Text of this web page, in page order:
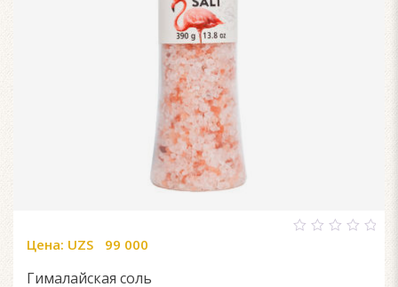
Цена: UZS 99 000
Гималайская соль